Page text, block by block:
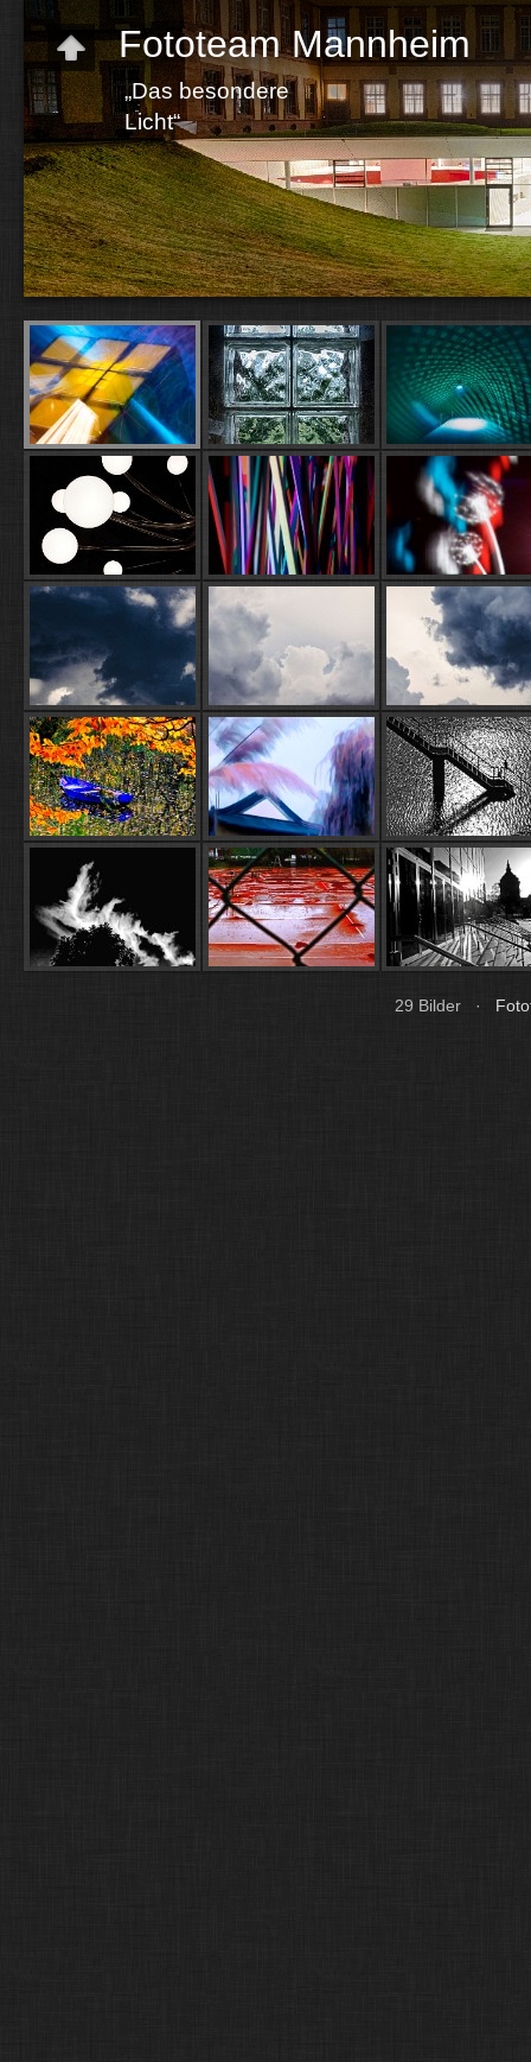
Fototeam Mannheim
„Das besondere
Licht“
29 Bilder ·